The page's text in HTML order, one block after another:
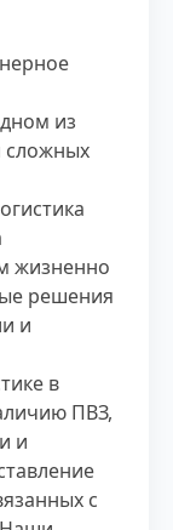
из
сложных
жизненно
решения
и
в
ПВЗ,
и
с